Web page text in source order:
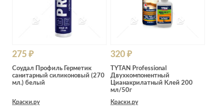
275 ₽
Соудал Профиль Герметик
санитарный силиконовый (270
мл.) белый
Краски.ру
320 ₽
TYTAN Professional
Двухкомпонентный
Цианакрилатный Клей 200
мл/50г
Краски.ру